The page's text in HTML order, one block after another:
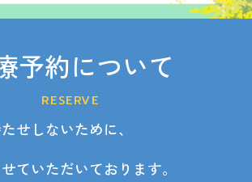
予約について
RESERVE
せしないために、
ていただいております。